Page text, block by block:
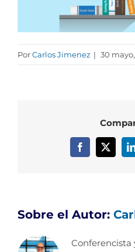
PorCarlos Jimenez | 30
Facebook
X
Sobre el Autor:
Conferencista